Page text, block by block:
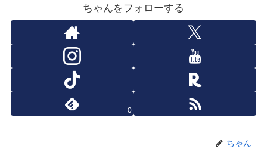
ちゃんをフォローする
0
ちゃん